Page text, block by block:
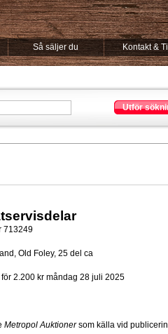
Så säljer du Kontakt &
Utför
713249
Old Foley, 25 del ca
2.200 krmåndag 28 juli 2025
Metropol Auktionersom källa vid